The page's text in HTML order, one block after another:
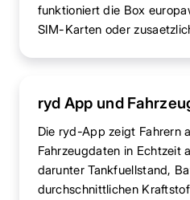
funktioniert die Box
SIM-Karten oder
ryd App und
Die ryd-App zeigt Fahrern
Fahrzeugdaten in Echtzeit
darunter Tankfuellstand,
durchschnittlichen